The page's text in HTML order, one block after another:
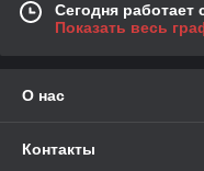
Сегодня работает
Показать весь
О нас
Контакты